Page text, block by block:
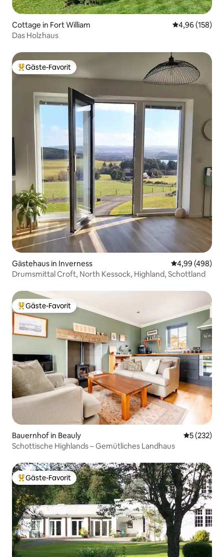
Cottage in Fort William
4,96 (158)
Das Holzhaus
Beliebter Gäste-Favorit.
Gäste-Favorit
Gästehaus in Inverness
4,99 (498)
Drumsmittal Croft, North Kessock, Highland, Schottland
Beliebter Gäste-Favorit.
Gäste-Favorit
Bauernhof in Beauly
5 (232)
Schottische Highlands – Gemütliches Landhaus
Beliebter Gäste-Favorit.
Gäste-Favorit